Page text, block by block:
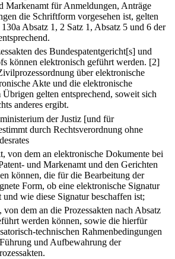
Markenamt für Anmeldungen, Anträge
die Schriftform vorgesehen ist, gelten
Absatz 1, 2 Satz 1, Absatz 5 und 6 der
des Bundespatentgericht[s] und
können elektronisch geführt werden. [2]
über elektronische
Akte und die elektronische
gelten entsprechend, soweit sich
anderes ergibt.
der Justiz [und für
durch Rechtsverordnung ohne
von dem an elektronische Dokumente bei
und Markenamt und den Gerichten
können, die für die Bearbeitung der
Form, ob eine elektronische Signatur
wie diese Signatur beschaffen ist;
dem an die Prozessakten nach Absatz
werden können, sowie die hierfür
technischen Rahmenbedingungen
und Aufbewahrung der